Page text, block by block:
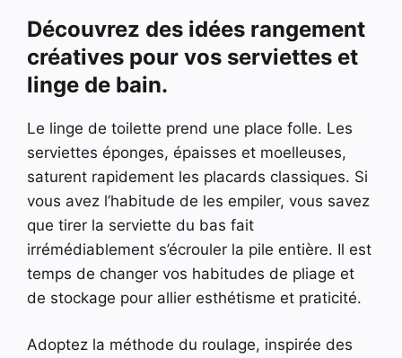
Découvrez des idées rangement
créatives pour vos serviettes et
linge de bain.
Le linge de toilette prend une place folle. Les
serviettes éponges, épaisses et moelleuses,
saturent rapidement les placards classiques. Si
vous avez l’habitude de les empiler, vous savez
que tirer la serviette du bas fait
irrémédiablement s’écrouler la pile entière. Il est
temps de changer vos habitudes de pliage et
de stockage pour allier esthétisme et praticité.
Adoptez la méthode du roulage, inspirée des